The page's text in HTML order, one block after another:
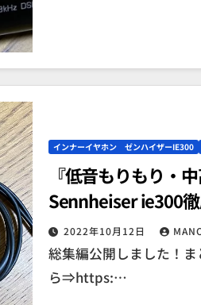
インナーイヤホン ゼンハイザーIE300
『低音もりもり・
Sennheiser ie300
2022年10月12日
総集編公開しました！
ら⇒https:…